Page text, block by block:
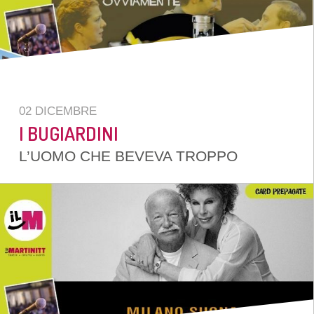
02 DICEMBRE
I BUGIARDINI
L’UOMO CHE BEVEVA TROPPO